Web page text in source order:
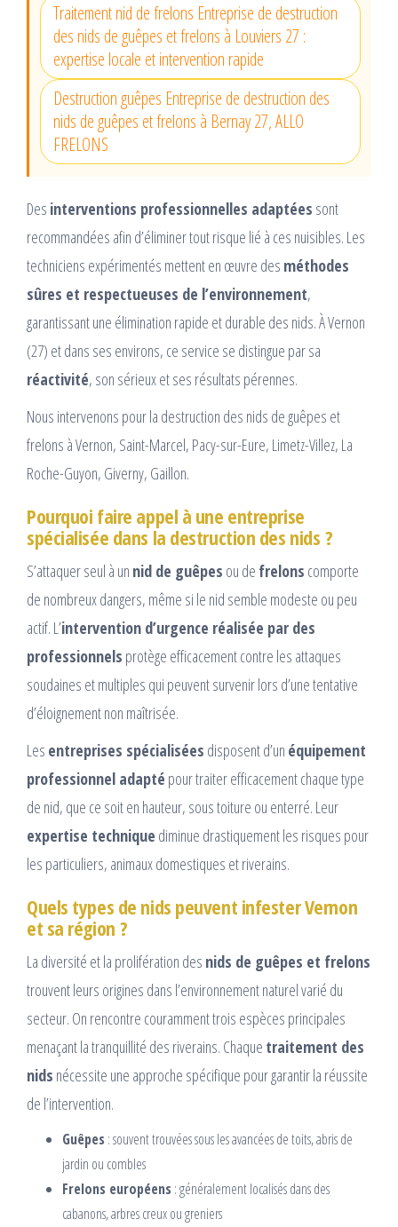
Traitement nid de frelons Entreprise de destruction
des nids de guêpes et frelons à Louviers 27 :
expertise locale et intervention rapide
Destruction guêpes Entreprise de destruction des
nids de guêpes et frelons à Bernay 27, ALLO
FRELONS
Des interventions professionnelles adaptées sont
recommandées afin d’éliminer tout risque lié à ces nuisibles. Les
techniciens expérimentés mettent en œuvre des méthodes
sûres et respectueuses de l’environnement,
garantissant une élimination rapide et durable des nids. À Vernon
(27) et dans ses environs, ce service se distingue par sa
réactivité, son sérieux et ses résultats pérennes.
Nous intervenons pour la destruction des nids de guêpes et
frelons à Vernon, Saint-Marcel, Pacy-sur-Eure, Limetz-Villez, La
Roche-Guyon, Giverny, Gaillon.
Pourquoi faire appel à une entreprise
spécialisée dans la destruction des nids ?
S’attaquer seul à un nid de guêpes ou de frelons comporte
de nombreux dangers, même si le nid semble modeste ou peu
actif. L’intervention d’urgence réalisée par des
professionnels protège efficacement contre les attaques
soudaines et multiples qui peuvent survenir lors d’une tentative
d’éloignement non maîtrisée.
Les entreprises spécialisées disposent d’un équipement
professionnel adapté pour traiter efficacement chaque type
de nid, que ce soit en hauteur, sous toiture ou enterré. Leur
expertise technique diminue drastiquement les risques pour
les particuliers, animaux domestiques et riverains.
Quels types de nids peuvent infester Vernon
et sa région ?
La diversité et la prolifération des nids de guêpes et frelons
trouvent leurs origines dans l’environnement naturel varié du
secteur. On rencontre couramment trois espèces principales
menaçant la tranquillité des riverains. Chaque traitement des
nids nécessite une approche spécifique pour garantir la réussite
de l’intervention.
Guêpes : souvent trouvées sous les avancées de toits, abris de
jardin ou combles
Frelons européens : généralement localisés dans des
cabanons, arbres creux ou greniers